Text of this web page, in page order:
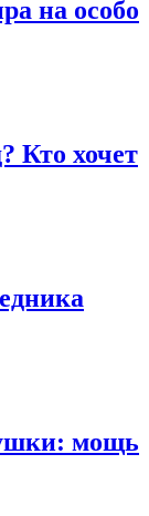
на особо
Кто хочет
мощь